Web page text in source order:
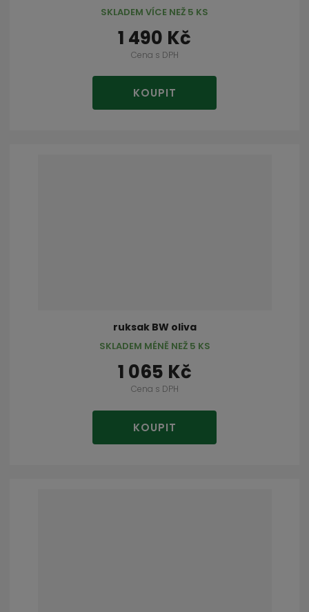
1 490 Kč
Cena s DPH
KOUPIT
SKLADEM VÍCE NEŽ 5 KS
ruksak BW oliva
1 065 Kč
Cena s DPH
KOUPIT
SKLADEM MÉNĚ NEŽ 5 KS